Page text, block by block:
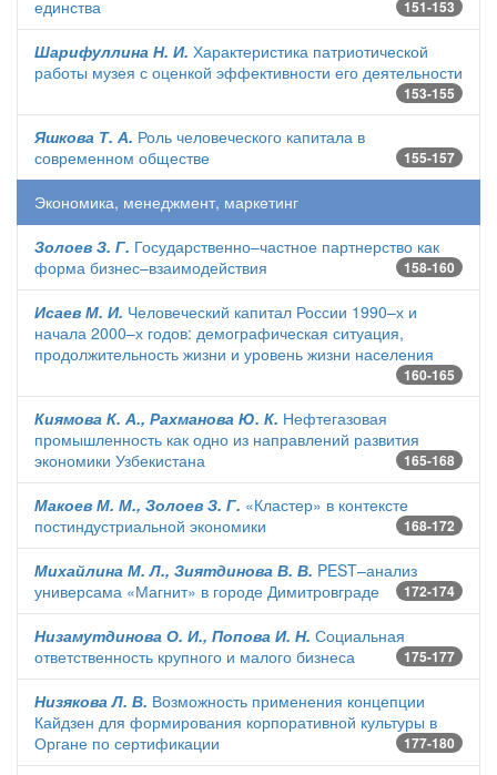
единства
151-153
Шарифуллина Н. И. Характеристика патриотической
работы музея с оценкой эффективности его деятельности
153-155
Яшкова Т. А. Роль человеческого капитала в
современном обществе
155-157
Экономика, менеджмент, маркетинг
Золоев З. Г. Государственно–частное партнерство как
форма бизнес–взаимодействия
158-160
Исаев М. И. Человеческий капитал России 1990–х и
начала 2000–х годов: демографическая ситуация,
продолжительность жизни и уровень жизни населения
160-165
Киямова К. А., Рахманова Ю. К. Нефтегазовая
промышленность как одно из направлений развития
экономики Узбекистана
165-168
Макоев М. М., Золоев З. Г. «Кластер» в контексте
постиндустриальной экономики
168-172
Михайлина М. Л., Зиятдинова В. В. PEST–анализ
универсама «Магнит» в городе Димитровграде
172-174
Низамутдинова О. И., Попова И. Н. Социальная
ответственность крупного и малого бизнеса
175-177
Низякова Л. В. Возможность применения концепции
Кайдзен для формирования корпоративной культуры в
Органе по сертификации
177-180